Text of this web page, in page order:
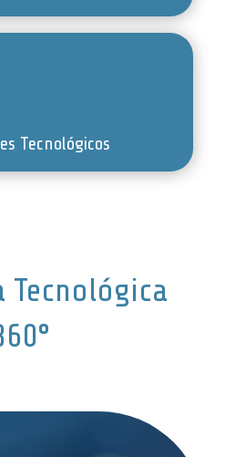
Tecnológicos
Tecnológica